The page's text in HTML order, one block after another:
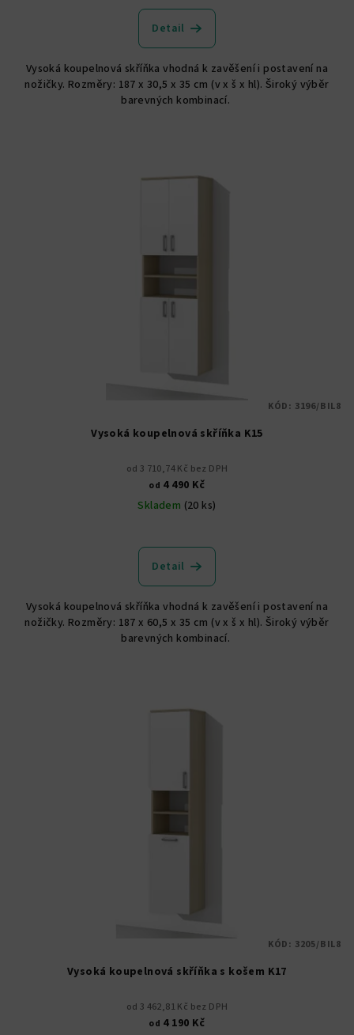
hodnocení
produktu
z
5
hvězdiček.
Detail
Vysoká koupelnová skříňka vhodná k zavěšení i postavení na
nožičky. Rozměry: 187 x 30,5 x 35 cm (v x š x hl). Široký výběr
barevných kombinací.
Vysoká koupelnová skříňka K15
od 3 710,74 Kč bez DPH
od 4 490 Kč
Skladem (20 ks)
hodnocení
produktu
z
5
hvězdiček.
Detail
Vysoká koupelnová skříňka vhodná k zavěšení i postavení na
nožičky. Rozměry: 187 x 60,5 x 35 cm (v x š x hl). Široký výběr
barevných kombinací.
KÓD: 3196/BIL8
Vysoká koupelnová skříňka s košem K17
od 3 462,81 Kč bez DPH
od 4 190 Kč
KÓD: 3205/BIL8